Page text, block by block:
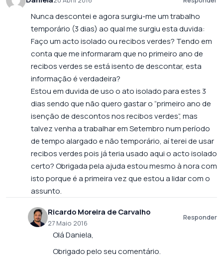
Nunca descontei e agora surgiu-me um trabalho
temporário (3 dias) ao qual me surgiu esta duvida:
Faço um acto isolado ou recibos verdes? Tendo em
conta que me informaram que no primeiro ano de
recibos verdes se está isento de descontar, esta
informação é verdadeira?
Estou em duvida de uso o ato isolado para estes 3
dias sendo que não quero gastar o “primeiro ano de
isenção de descontos nos recibos verdes”, mas
talvez venha a trabalhar em Setembro num período
de tempo alargado e não temporário, aí terei de usar
recibos verdes pois já teria usado aqui o acto isolado
certo? Obrigada pela ajuda estou mesmo à nora com
isto porque é a primeira vez que estou a lidar com o
assunto.
Ricardo Moreira de Carvalho
27 Maio 2016
Responder
Olá Daniela,
Obrigado pelo seu comentário.